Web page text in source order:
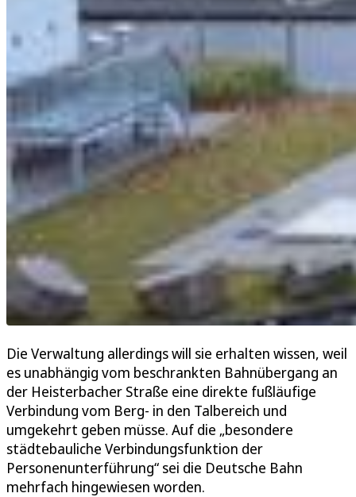
Die Verwaltung allerdings will sie erhalten wissen, weil
es unabhängig vom beschrankten Bahnübergang an
der Heisterbacher Straße eine direkte fußläufige
Verbindung vom Berg- in den Talbereich und
umgekehrt geben müsse. Auf die „besondere
städtebauliche Verbindungsfunktion der
Personenunterführung“ sei die Deutsche Bahn
mehrfach hingewiesen worden.